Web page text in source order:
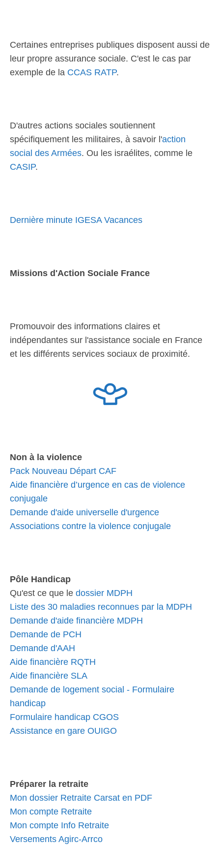
Certaines entreprises publiques disposent aussi de
leur propre assurance sociale. C'est le cas par
exemple de la CCAS RATP.
D'autres actions sociales soutiennent
spécifiquement les militaires, à savoir l'action
social des Armées. Ou les israélites, comme le
CASIP.
Dernière minute IGESA Vacances
Missions d'Action Sociale France
Promouvoir des informations claires et
indépendantes sur l'assistance sociale en France
et les différents services sociaux de proximité.
Non à la violence
Pack Nouveau Départ CAF
Aide financière d’urgence en cas de violence
conjugale
Demande d'aide universelle d'urgence
Associations contre la violence conjugale
Pôle Handicap
Qu'est ce que le dossier MDPH
Liste des 30 maladies reconnues par la MDPH
Demande d'aide financière MDPH
Demande de PCH
Demande d'AAH
Aide financière RQTH
Aide financière SLA
Demande de logement social - Formulaire
handicap
Formulaire handicap CGOS
Assistance en gare OUIGO
Préparer la retraite
Mon dossier Retraite Carsat en PDF
Mon compte Retraite
Mon compte Info Retraite
Versements Agirc-Arrco